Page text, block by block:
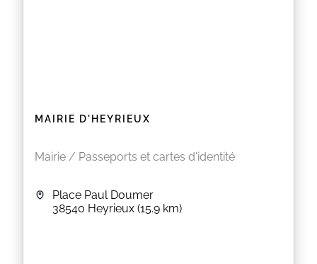
MAIRIE D'HEYRIEUX
Mairie / Passeports et cartes d'identité
Place Paul Doumer
38540 Heyrieux (15.9 km)